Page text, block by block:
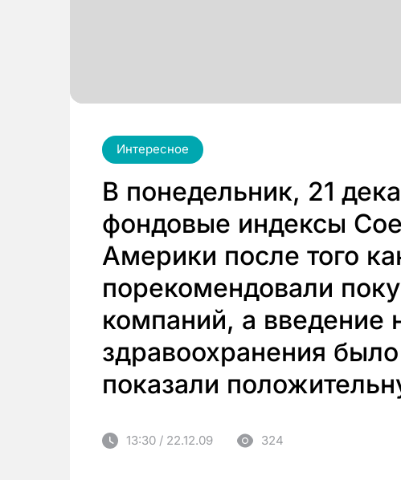
Интересное
В понедельник, 21
фондовые индексы
Америки после того
порекомендовали
компаний, а введение
здравоохранения
показали
13:30 / 22.12.09 324